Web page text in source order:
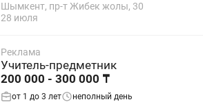
Шымкент, пр-т Жибек жолы, 30
28 июля
Реклама
Учитель-предметник
200 000 - 300 000 ₸
от 1 до 3 лет неполный день